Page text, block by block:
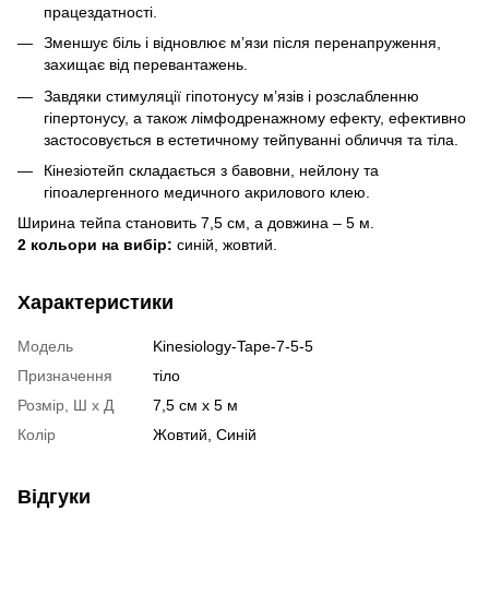
працездатності.
Зменшує біль і відновлює м’язи після перенапруження,
захищає від перевантажень.
Завдяки стимуляції гіпотонусу м’язів і розслабленню
гіпертонусу, а також лімфодренажному ефекту, ефективно
застосовується в естетичному тейпуванні обличчя та тіла.
Кінезіотейп складається з бавовни, нейлону та
гіпоалергенного медичного акрилового клею.
Ширина тейпа становить 7,5 см, а довжина – 5 м.
2 кольори на вибір: синій, жовтий.
Характеристики
Модель
Kinesiology-Tape-7-5-5
Призначення
тіло
Розмір, Ш х Д
7,5 см х 5 м
Колір
Жовтий, Синій
Відгуки